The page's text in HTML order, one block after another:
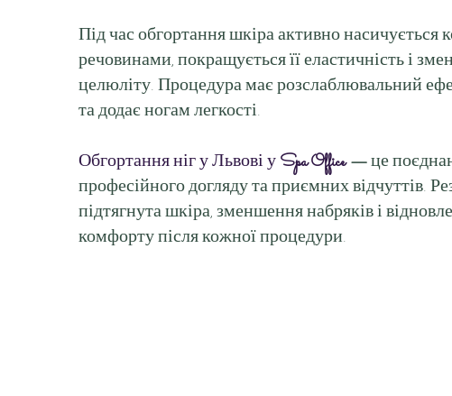
Під час обгортання шкіра активно насичується
речовинами, покращується її еластичність і
целюліту. Процедура має розслаблювальний
та додає ногам легкості.
Обгортання ніг у Львові уSpa Office—це
професійного догляду та приємних відчуттів.
підтягнута шкіра, зменшення набряків і
комфорту після кожної процедури.